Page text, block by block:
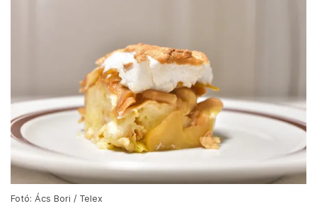
Fotó: Ács Bori / Telex